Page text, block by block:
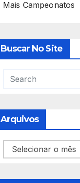
Mais Campeonatos
Buscar No Site
Arquivos
Arquivos